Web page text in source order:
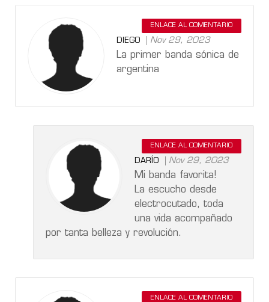
ENLACE AL COMENTARIO
DIEGO Nov 29, 2023
La primer banda sónica de
argentina
ENLACE AL COMENTARIO
DARÍO Nov 29, 2023
Mi banda favorita!
La escucho desde
electrocutado, toda
una vida acompañado
por tanta belleza y revolución.
ENLACE AL COMENTARIO